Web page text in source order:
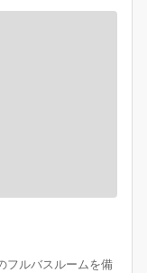
フルバスルームを備